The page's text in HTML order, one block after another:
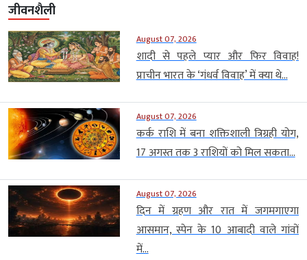
जीवनशैली
August 07, 2026
शादी से पहले प्यार और फिर विवाह!
प्राचीन भारत के ‘गंधर्व विवाह’ में क्या थे...
August 07, 2026
कर्क राशि में बना शक्तिशाली त्रिग्रही योग,
17 अगस्त तक 3 राशियों को मिल सकता...
August 07, 2026
दिन में ग्रहण और रात में जगमगाएगा
आसमान, स्पेन के 10 आबादी वाले गांवों
में...